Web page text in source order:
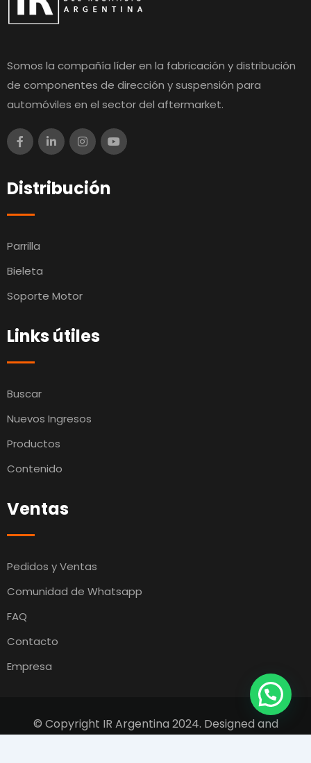
Somos la compañía líder en la fabricación y distribución
de componentes de dirección y suspensión para
automóviles en el sector del aftermarket.
Distribución
Parrilla
Bieleta
Soporte Motor
Links útiles
Buscar
Nuevos Ingresos
Productos
Contenido
Ventas
Pedidos y Ventas
Comunidad de Whatsapp
FAQ
Contacto
Empresa
© Copyright IR Argentina 2024. Designed and